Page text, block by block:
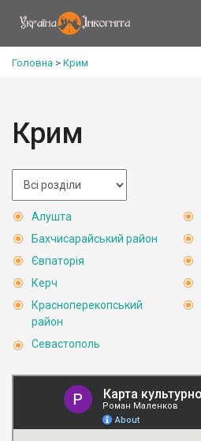
Головна > Крим
Крим
Алушта
Бахчисарайський район
Євпаторія
Керч
Красноперекопський
район
Севастополь